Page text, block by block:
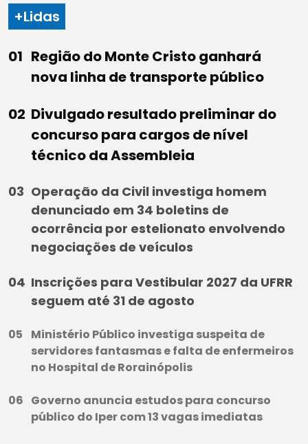
+Lidas
Região do Monte Cristo ganhará
nova linha de transporte público
Divulgado resultado preliminar do
concurso para cargos de nível
técnico da Assembleia
Operação da Civil investiga homem
denunciado em 34 boletins de
ocorrência por estelionato envolvendo
negociações de veículos
Inscrições para Vestibular 2027 da UFRR
seguem até 31 de agosto
Ministério Público investiga suspeita de
servidores fantasmas e falta de enfermeiros
no Hospital de Rorainópolis
Governo anuncia estudos para concurso
público do Iper com 13 vagas imediatas